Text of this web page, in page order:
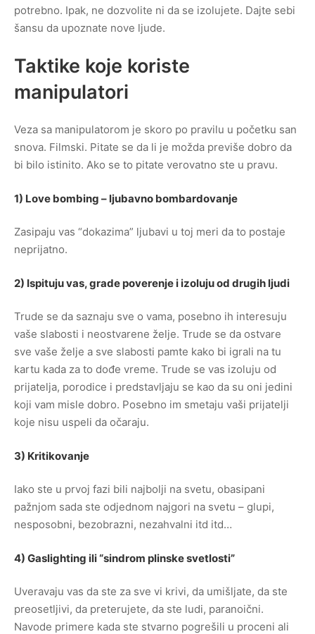
potrebno. Ipak, ne dozvolite ni da se izolujete. Dajte sebi
šansu da upoznate nove ljude.
Taktike koje koriste
manipulatori
Veza sa manipulatorom je skoro po pravilu u početku san
snova. Filmski. Pitate se da li je možda previše dobro da
bi bilo istinito. Ako se to pitate verovatno ste u pravu.
1) Love bombing – ljubavno bombardovanje
Zasipaju vas “dokazima” ljubavi u toj meri da to postaje
neprijatno.
2) Ispituju vas, grade poverenje i izoluju od drugih ljudi
Trude se da saznaju sve o vama, posebno ih interesuju
vaše slabosti i neostvarene želje. Trude se da ostvare
sve vaše želje a sve slabosti pamte kako bi igrali na tu
kartu kada za to dođe vreme. Trude se vas izoluju od
prijatelja, porodice i predstavljaju se kao da su oni jedini
koji vam misle dobro. Posebno im smetaju vaši prijatelji
koje nisu uspeli da očaraju.
3) Kritikovanje
Iako ste u prvoj fazi bili najbolji na svetu, obasipani
pažnjom sada ste odjednom najgori na svetu – glupi,
nesposobni, bezobrazni, nezahvalni itd itd…
4) Gaslighting ili “sindrom plinske svetlosti”
Uveravaju vas da ste za sve vi krivi, da umišljate, da ste
preosetljivi, da preterujete, da ste ludi, paranoični.
Navode primere kada ste stvarno pogrešili u proceni ali